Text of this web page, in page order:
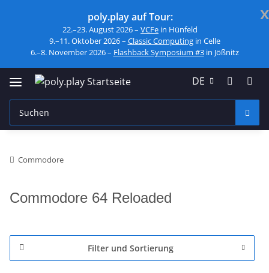
x
poly.play auf Tour:
22.–23. August 2026 – VCFe in Hünfeld
9.–11. Oktober 2026 – Classic Computingin Celle
6.–8. November 2026 – Flashback Symposium #3in Jößnitz
DE
Commodore
Commodore 64 Reloaded
Filter und Sortierung